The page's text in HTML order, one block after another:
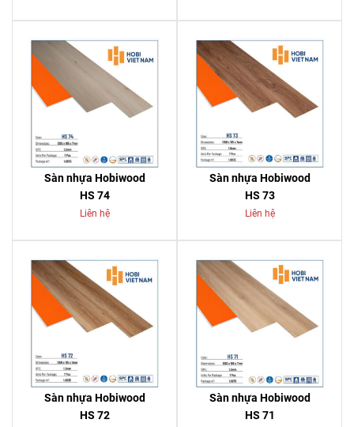
Sàn nhựa Hobiwood
HS 74
Liên hệ
Sàn nhựa Hobiwood
HS 73
Liên hệ
Sàn nhựa Hobiwood
HS 72
Sàn nhựa Hobiwood
HS 71